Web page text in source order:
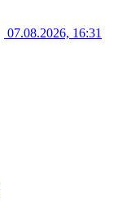
07.08.2026, 16:31